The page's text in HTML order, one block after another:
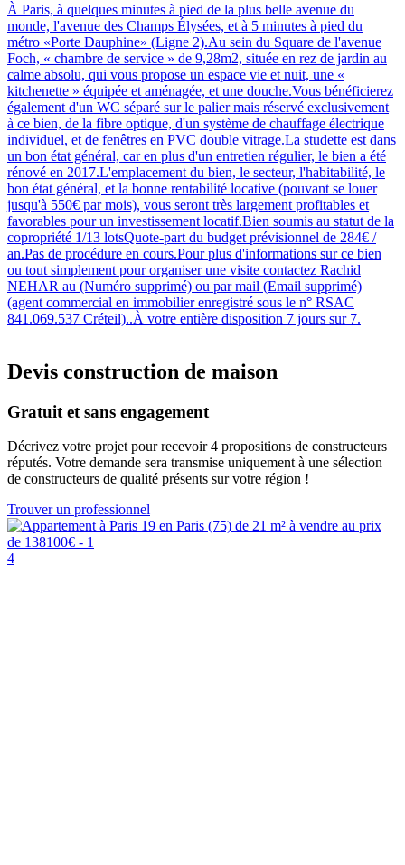
À Paris, à quelques minutes à pied de la plus belle avenue du
monde, l'avenue des Champs Élysées, et à 5 minutes à pied du
métro «Porte Dauphine» (Ligne 2).Au sein du Square de l'avenue
Foch, « chambre de service » de 9,28m2, située en rez de jardin au
calme absolu, qui vous propose un espace vie et nuit, une «
kitchenette » équipée et aménagée, et une douche.Vous bénéficierez
également d'un WC séparé sur le palier mais réservé exclusivement
à ce bien, de la fibre optique, d'un système de chauffage électrique
individuel, et de fenêtres en PVC double vitrage.La studette est dans
un bon état général, car en plus d'un entretien régulier, le bien a été
rénové en 2017.L'emplacement du bien, le secteur, l'habitabilité, le
bon état général, et la bonne rentabilité locative (pouvant se louer
jusqu'à 550€ par mois), vous seront très largement profitables et
favorables pour un investissement locatif.Bien soumis au statut de la
copropriété 1/13 lotsQuote-part du budget prévisionnel de 284€ /
an.Pas de procédure en cours.Pour plus d'informations sur ce bien
ou tout simplement pour organiser une visite contactez Rachid
NEHAR au (Numéro supprimé) ou par mail (Email supprimé)
(agent commercial en immobilier enregistré sous le n° RSAC
841.069.537 Créteil)..À votre entière disposition 7 jours sur 7.
Devis construction de maison
Gratuit et sans engagement
Décrivez votre projet pour recevoir 4 propositions de constructeurs
réputés. Votre demande sera transmise uniquement à une sélection
de constructeurs de qualité présents sur votre région !
Trouver un professionnel
4